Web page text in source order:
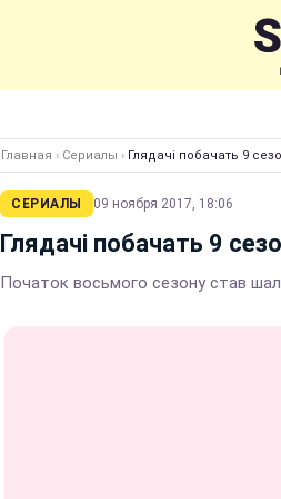
Главная › Сериалы › Глядачі побачать 9
СЕРИАЛЫ 09 ноября 2017, 18:06
Глядачі побачать 9
Початок восьмого сезону став